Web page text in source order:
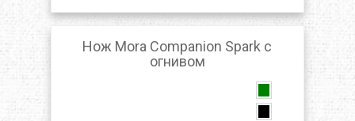
Нож Mora Companion Spark с
огнивом